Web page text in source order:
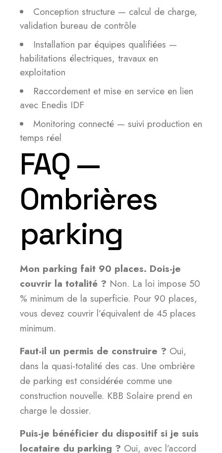
Conception structure — calcul de charge,
validation bureau de contrôle
Installation par équipes qualifiées —
habilitations électriques, travaux en
exploitation
Raccordement et mise en service en lien
avec Enedis IDF
Monitoring connecté — suivi production en
temps réel
FAQ —
Ombrières
parking
Mon parking fait 90 places. Dois-je
couvrir la totalité ? Non. La loi impose 50
% minimum de la superficie. Pour 90 places,
vous devez couvrir l’équivalent de 45 places
minimum.
Faut-il un permis de construire ? Oui,
dans la quasi-totalité des cas. Une ombrière
de parking est considérée comme une
construction nouvelle. KBB Solaire prend en
charge le dossier.
Puis-je bénéficier du dispositif si je suis
locataire du parking ? Oui, avec l’accord